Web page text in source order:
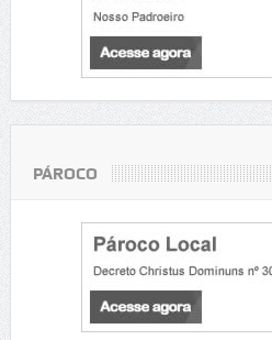
PÁROCO